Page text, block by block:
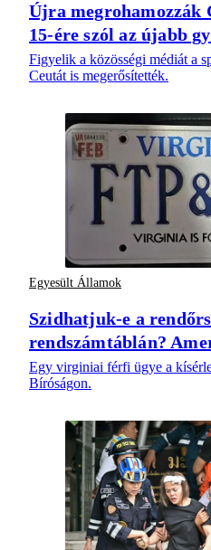
Újra megrohamozzák
15-ére szól az újabb
Figyelik a közösségi médiát a
Ceutát is megerősítették.
Egyesült Államok
Szidhatjuk-e a
rendszámtáblán?
Egy virginiai férfi ügye a
Bíróságon.